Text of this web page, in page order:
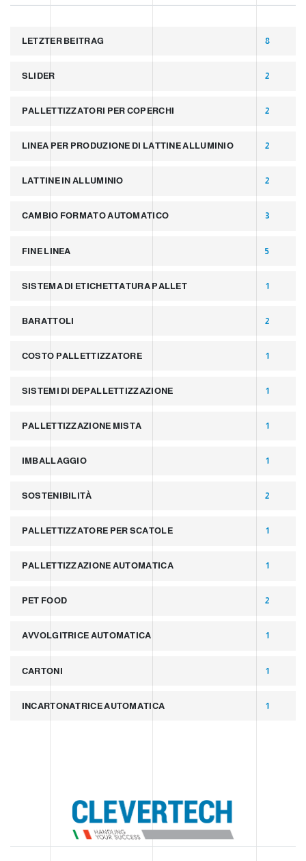
LETZTER BEITRAG 8
SLIDER 2
PALLETTIZZATORI PER COPERCHI 2
LINEA PER PRODUZIONE DI LATTINE ALLUMINIO 2
LATTINE IN ALLUMINIO 2
CAMBIO FORMATO AUTOMATICO 3
FINE LINEA 5
SISTEMA DI ETICHETTATURA PALLET 1
BARATTOLI 2
COSTO PALLETTIZZATORE 1
SISTEMI DI DEPALLETTIZZAZIONE 1
PALLETTIZZAZIONE MISTA 1
IMBALLAGGIO 1
SOSTENIBILITÀ 2
PALLETTIZZATORE PER SCATOLE 1
PALLETTIZZAZIONE AUTOMATICA 1
PET FOOD 2
AVVOLGITRICE AUTOMATICA 1
CARTONI 1
INCARTONATRICE AUTOMATICA 1